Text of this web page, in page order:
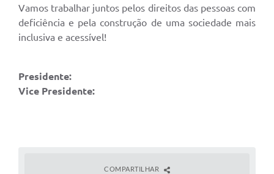
Vamos trabalhar juntos pelos direitos das pessoas com
deficiência e pela construção de uma sociedade mais
inclusiva e acessível!
Presidente:
Vice Presidente:
COMPARTILHAR